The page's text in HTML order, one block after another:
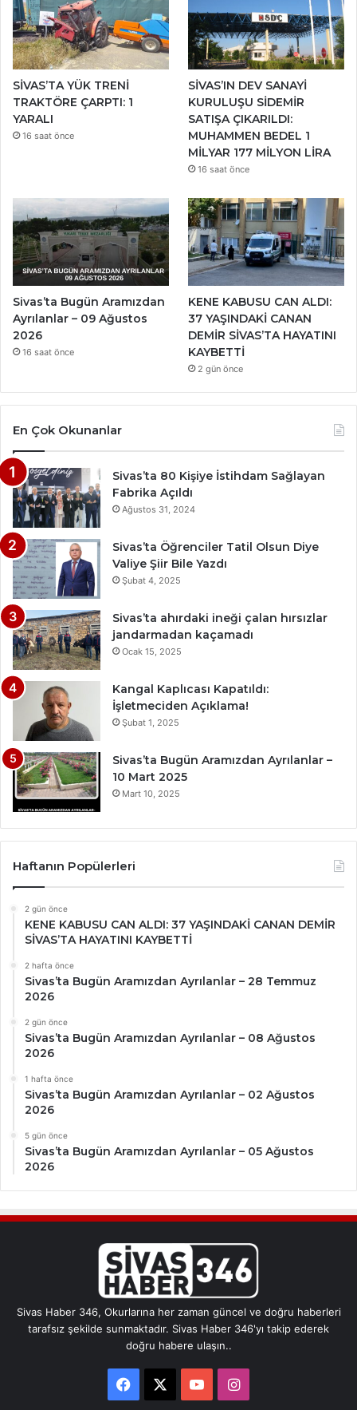
SİVAS’TA YÜK TRENİ
TRAKTÖRE ÇARPTI: 1
YARALI
16 saat önce
SİVAS’IN DEV SANAYİ
KURULUŞU SİDEMİR
SATIŞA ÇIKARILDI:
MUHAMMEN BEDEL 1
MİLYAR 177 MİLYON LİRA
16 saat önce
Sivas’ta Bugün Aramızdan
Ayrılanlar – 09 Ağustos
2026
16 saat önce
KENE KABUSU CAN ALDI:
37 YAŞINDAKİ CANAN
DEMİR SİVAS’TA HAYATINI
KAYBETTİ
2 gün önce
En Çok Okunanlar
Sivas’ta 80 Kişiye İstihdam Sağlayan
Fabrika Açıldı
Ağustos 31, 2024
Sivas’ta Öğrenciler Tatil Olsun Diye
Valiye Şiir Bile Yazdı
Şubat 4, 2025
Sivas’ta ahırdaki ineği çalan hırsızlar
jandarmadan kaçamadı
Ocak 15, 2025
Kangal Kaplıcası Kapatıldı:
İşletmeciden Açıklama!
Şubat 1, 2025
Sivas’ta Bugün Aramızdan Ayrılanlar –
10 Mart 2025
Mart 10, 2025
Haftanın Popülerleri
2 gün önce
KENE KABUSU CAN ALDI: 37 YAŞINDAKİ CANAN DEMİR
SİVAS’TA HAYATINI KAYBETTİ
2 hafta önce
Sivas’ta Bugün Aramızdan Ayrılanlar – 28 Temmuz
2026
2 gün önce
Sivas’ta Bugün Aramızdan Ayrılanlar – 08 Ağustos
2026
1 hafta önce
Sivas’ta Bugün Aramızdan Ayrılanlar – 02 Ağustos
2026
5 gün önce
Sivas’ta Bugün Aramızdan Ayrılanlar – 05 Ağustos
2026
Sivas Haber 346, Okurlarına her zaman güncel ve doğru haberleri
tarafsız şekilde sunmaktadır. Sivas Haber 346'yı takip ederek
doğru habere ulaşın..
Facebook YouTubeInstagram